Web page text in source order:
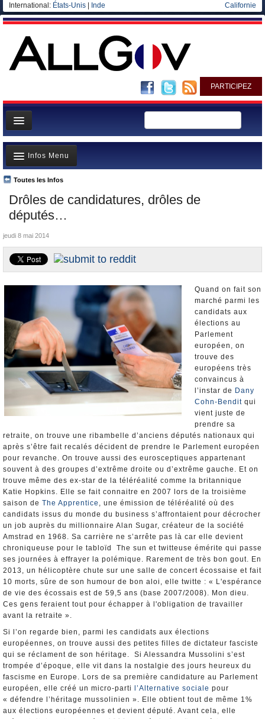
International: États-Unis Inde Californie
PARTICIPEZ
Page d'accueil
Infos
Gouvernement
Ministères/Directions
Blog
Elections européennes
Drôles de candidatures, drôles de
députés…
Toutes les Infos
Infos Menu
A la Une
Polémiques
Où va l’argent?
La France et le Monde
Nominations et Démissions
Elections européennes
Infos insolites
jeudi 8 mai 2014
Quand on fait son
marché parmi les
candidats aux
élections au
Parlement
européen, on
trouve des
européens très
convaincus à
l’instar de Dany
Cohn-Bendit qui
vient juste de
prendre sa
retraite, on trouve une ribambelle d’anciens députés nationaux qui
après s’être fait recalés décident de prendre le Parlement européen
pour revanche. On trouve aussi des eurosceptiques appartenant
souvent à des groupes d’extrême droite ou d’extrême gauche. Et on
trouve même des ex-star de la téléréalité comme la britannique
Katie Hopkins. Elle se fait connaitre en 2007 lors de la troisième
saison de The Apprentice , une émission de téléréalité où des
candidats issus du monde du business s’affrontaient pour décrocher
un job auprès du millionnaire Alan Sugar, créateur de la société
Amstrad en 1968. Sa carrière ne s’arrête pas là car elle devient
chroniqueuse pour le tabloïd The sun et twitteuse émérite qui passe
ses journées à effrayer la polémique. Rarement de très bon gout. En
2013, un hélicoptère chute sur une salle de concert écossaise et fait
10 morts, sûre de son humour de bon aloi, elle twitte : « L'espérance
de vie des écossais est de 59,5 ans (base 2007/2008). Mon dieu.
Ces gens feraient tout pour échapper à l'obligation de travailler
avant la retraite ».
Si l’on regarde bien, parmi les candidats aux élections
européennes, on trouve aussi des petites filles de dictateur fasciste
qui se réclament de son héritage. Si Alessandra Mussolini s’est
trompée d’époque, elle vit dans la nostalgie des jours heureux du
fascisme en Europe. Lors de sa première candidature au Parlement
européen, elle créé un micro-parti
l’Alternative sociale pour
« défendre l’héritage mussolinien ». Elle obtient tout de même 1%
aux élections européennes et devient député. Avant cela, elle